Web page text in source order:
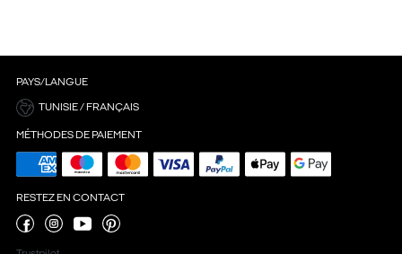
PAYS/LANGUE
TUNISIE / FRANÇAIS
MÉTHODES DE PAIEMENT
RESTEZ EN CONTACT